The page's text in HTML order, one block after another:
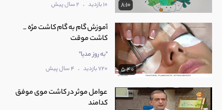
8:10 10 بازدید . 2 سال پیش
5:40
آموزش گام به گام کاشت مژه _
کاشت موقت
"به روز مدیا"
720 بازدید . 4 سال پیش
عوامل موثر در کاشت موی موفق
کدامند